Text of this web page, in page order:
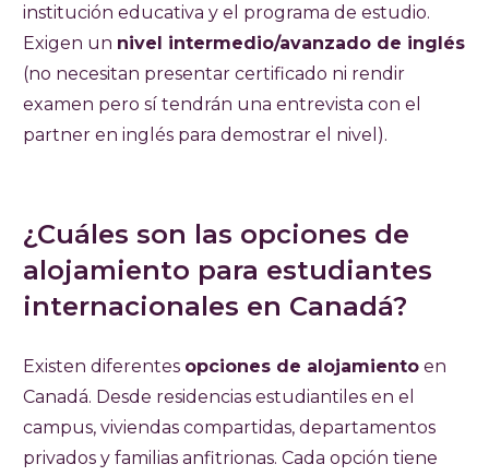
institución educativa y el programa de estudio.
Exigen un nivel intermedio/avanzado de inglés
(no necesitan presentar certificado ni rendir
examen pero sí tendrán una entrevista con el
partner en inglés para demostrar el nivel).
¿Cuáles son las opciones de
alojamiento para estudiantes
internacionales en Canadá?
Existen diferentes opciones de alojamiento en
Canadá. Desde residencias estudiantiles en el
campus, viviendas compartidas, departamentos
privados y familias anfitrionas. Cada opción tiene